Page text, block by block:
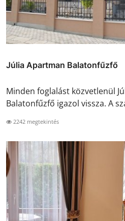
Júlia Apartman Balatonfűzfő
Minden foglalást közvetlenül
Balatonfűzfő igazol vissza. A
2242 megtekintés